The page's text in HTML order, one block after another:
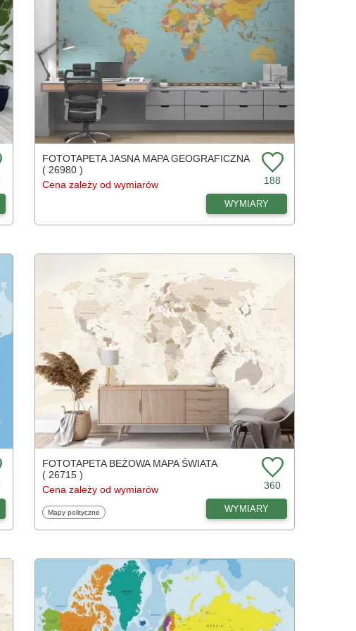
FOTOTAPETA JASNA MAPA GEOGRAFICZNA
( 26980 )
Cena zależy od wymiarów
188
WYMIARY
FOTOTAPETA BEŻOWA MAPA ŚWIATA
( 26715 )
Cena zależy od wymiarów
360
Fototapety
Mapy polityczne WYMIARY